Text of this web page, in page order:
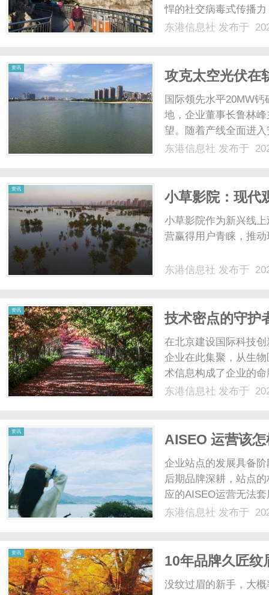
悍的社交病毒式传播
美区本土店在带来高
东港信息社 发布于
资讯
攻克太空光伏在
电源产线全球率
国际领先水平20MW
地，企业董事长鲁林
望。随着产线全面进
术体系，正式迈入规
东港信息社 发布于
资讯
小草影院：现代
小草影院作为新兴线
营赢得用户青睐，推
东港信息社 发布于
资讯
技术密点的守护
心壁垒
在北京建设国际科技
企业在此集聚，从生
术信息构成了企业的
机密被窃取，企业便
东港信息社 发布于
资讯
AISEO 运营该
技拆解阶段运营
企业站点的发展具备
后期品牌深耕，站点
应的AISEO运营无法
态迭代与站点成长节
东港信息社 发布于
资讯
10年品牌久匠纹
效果自然免费补
没纹过眉的新手，大